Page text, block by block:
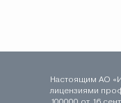
Настоящим АО
лицензиями